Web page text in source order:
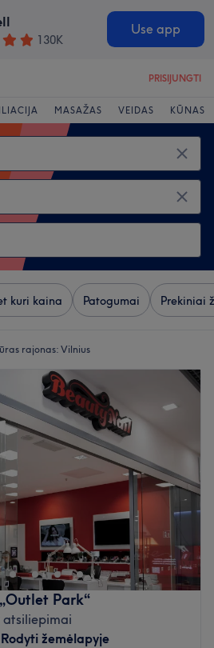
130K
Use app
PRISIJUNGTI
MASAŽAS VEIDAS KŪNAS
kuri kaina Patogumai Prekiniai
rajonas: Vilnius
Park“
atsiliepimai
Rodyti žemėlapyje